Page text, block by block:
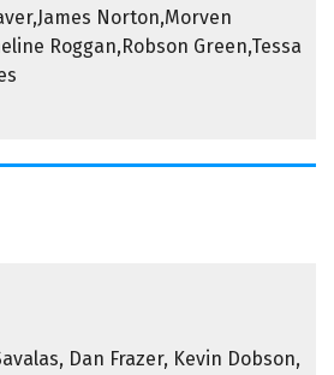
Norton,Morven
Roggan,Robson Green,Tessa
Dan Frazer, Kevin Dobson,